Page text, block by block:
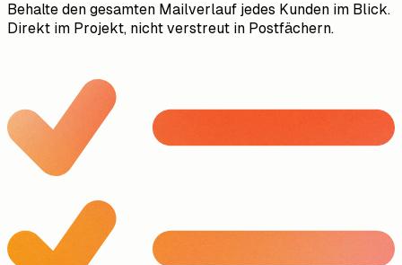
Behalte den gesamten Mailverlauf jedes Kunden im Blick.
Direkt im Projekt, nicht verstreut in Postfächern.